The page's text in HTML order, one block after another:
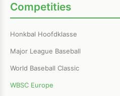
Competities
Honkbal Hoofdklasse
Major League Baseball
World Baseball Classic
WBSC Europe